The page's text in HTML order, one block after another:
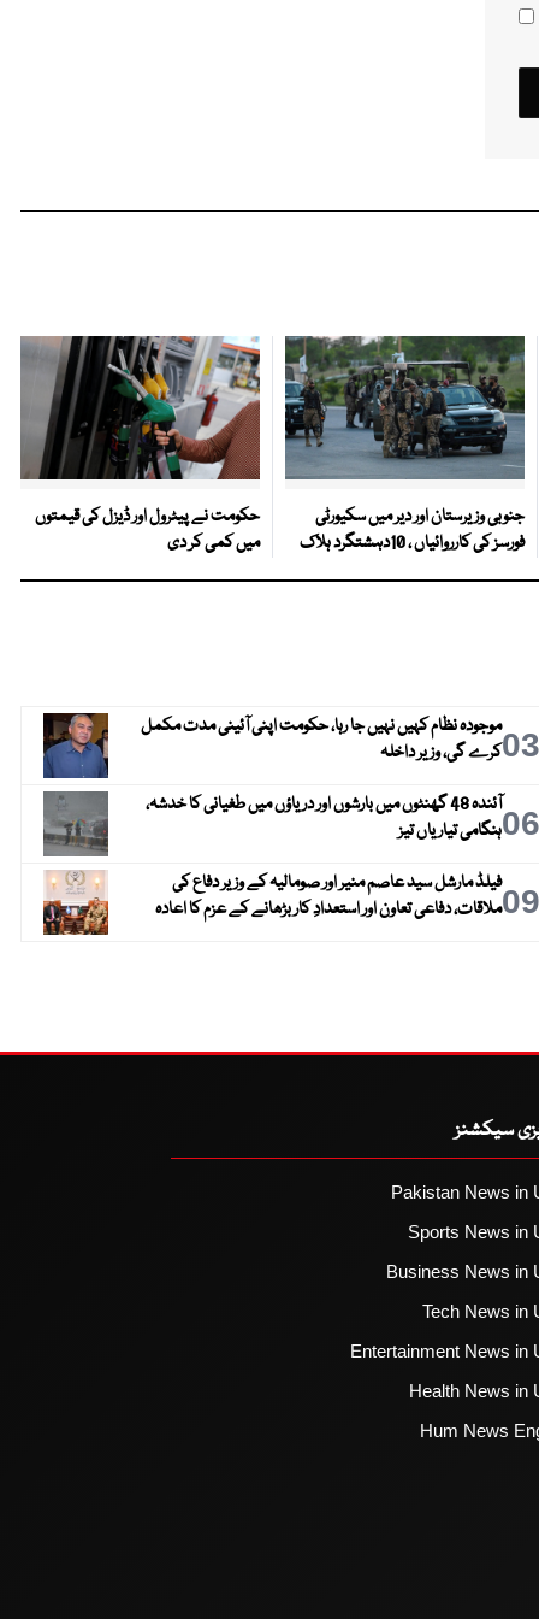
جنوبی وزیرستان اور دیر میں سکیورٹی
فورسز کی کارروائیاں ، 10دہشتگرد ہلاک
حکومت نے پیٹرول اور ڈیزل کی قیمتوں
میں کمی کر دی
03موجودہ نظام کہیں نہیں جا رہا، حکومت اپنی آئینی مدت مکمل
کرے گی، وزیر داخلہ
06
آئندہ 48 گھنٹوں میں بارشوں اور دریاؤں میں طغیانی کا خدشہ،
ہنگامی تیاریاں تیز
09فیلڈ مارشل سید عاصم منیر اور صومالیہ کے وزیر دفاع کی
ملاقات، دفاعی تعاون اور استعدادِ کار بڑھانے کے عزم کا اعادہ
سیکشنز
Pakistan News in
Sports News in
Business News in
Tech News in
Entertainment News in
Health News in
Hum News